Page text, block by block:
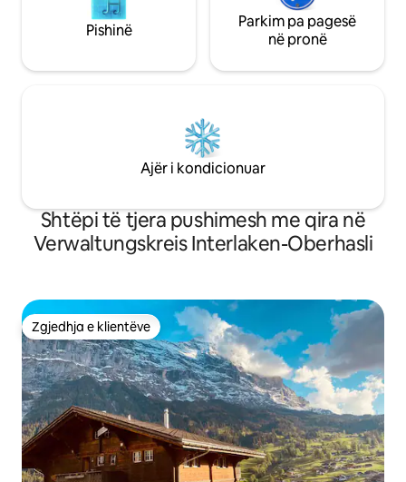
Pishinë
Parkim pa pagesë
në pronë
Ajër i kondicionuar
Shtëpi të tjera pushimesh me qira në
Verwaltungskreis Interlaken-Oberhasli
Zgjedhja e klientëve
Zgjedhja e klientëve